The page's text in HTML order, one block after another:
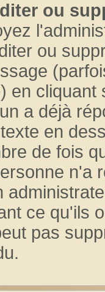
ou
ou
en
a déjà
en
de fois
n'a
ce qu'ils
pas